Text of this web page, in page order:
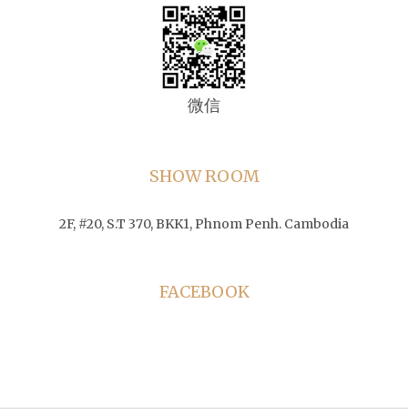
微信
SHOW ROOM
2F, #20, S.T 370, BKK1, Phnom Penh. Cambodia
FACEBOOK